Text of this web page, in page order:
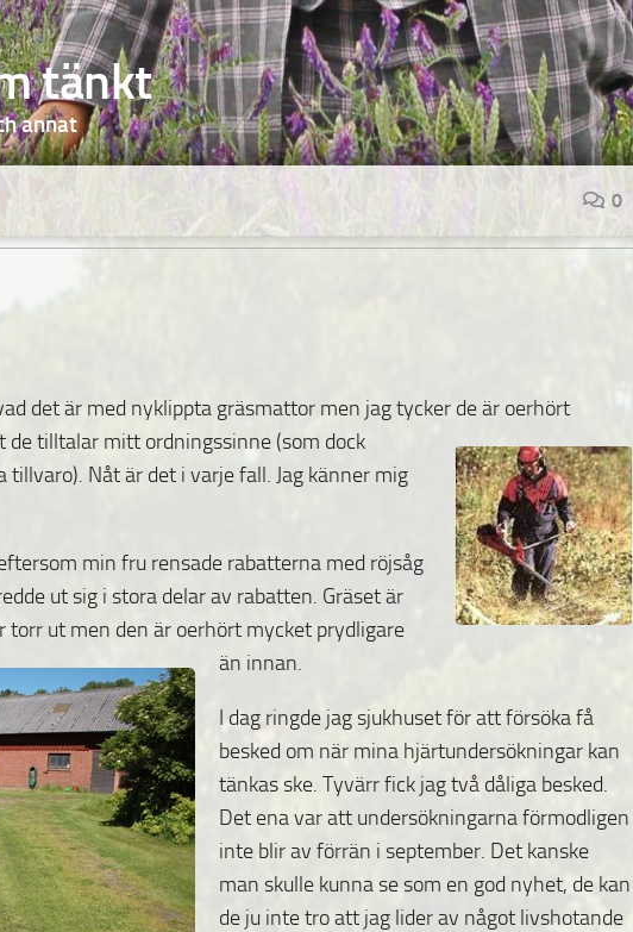
tänkt
annat
0
det är med nyklippta gräsmattor men jag tycker de är oerhört
tilltalar mitt ordningssinne (som dock
Nåt är det i varje fall. Jag känner mig
min fru rensade rabatterna med röjsåg
ut sig i stora delar av rabatten. Gräset är
torr ut men den är oerhört mycket prydligare
än innan.
I dag ringde jag sjukhuset för att försöka få
besked om när mina hjärtundersökningar kan
tänkas ske. Tyvärr fick jag två dåliga besked.
Det ena var att undersökningarna förmodligen
inte blir av förrän i september. Det kanske
man skulle kunna se som en god nyhet, de kan
de ju inte tro att jag lider av något livshotande